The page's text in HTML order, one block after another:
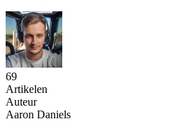
69
Artikelen
Auteur
Aaron Daniels